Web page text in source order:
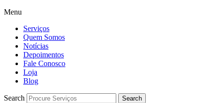
Menu
Serviços
Quem Somos
Notícias
Depoimentos
Fale Conosco
Loja
Blog
Search Search